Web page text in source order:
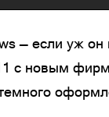
— если уж
с новым